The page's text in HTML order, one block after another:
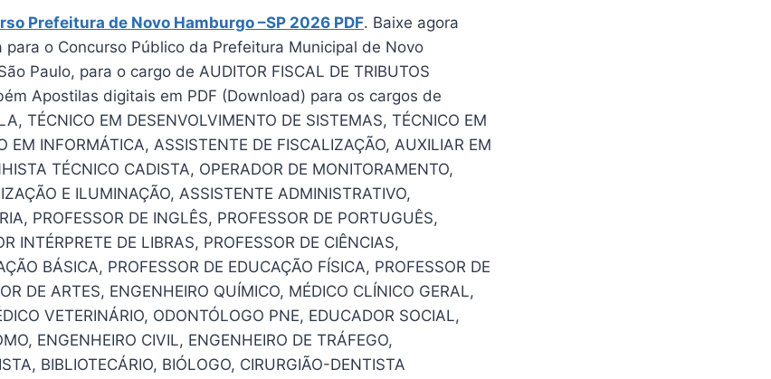
Prefeitura de Novo Hamburgo –SP 2026 PDF. Baixe agora
o Concurso Público da Prefeitura Municipal de Novo
Paulo, para o cargo de AUDITOR FISCAL DE TRIBUTOS
Apostilas digitais em PDF (Download) para os cargos de
TÉCNICO EM DESENVOLVIMENTO DE SISTEMAS, TÉCNICO EM
EM INFORMÁTICA, ASSISTENTE DE FISCALIZAÇÃO, AUXILIAR EM
TÉCNICO CADISTA, OPERADOR DE MONITORAMENTO,
E ILUMINAÇÃO, ASSISTENTE ADMINISTRATIVO,
PROFESSOR DE INGLÊS, PROFESSOR DE PORTUGUÊS,
INTÉRPRETE DE LIBRAS, PROFESSOR DE CIÊNCIAS,
BÁSICA, PROFESSOR DE EDUCAÇÃO FÍSICA, PROFESSOR DE
DE ARTES, ENGENHEIRO QUÍMICO, MÉDICO CLÍNICO GERAL,
VETERINÁRIO, ODONTÓLOGO PNE, EDUCADOR SOCIAL,
ENGENHEIRO CIVIL, ENGENHEIRO DE TRÁFEGO,
BIBLIOTECÁRIO, BIÓLOGO, CIRURGIÃO-DENTISTA